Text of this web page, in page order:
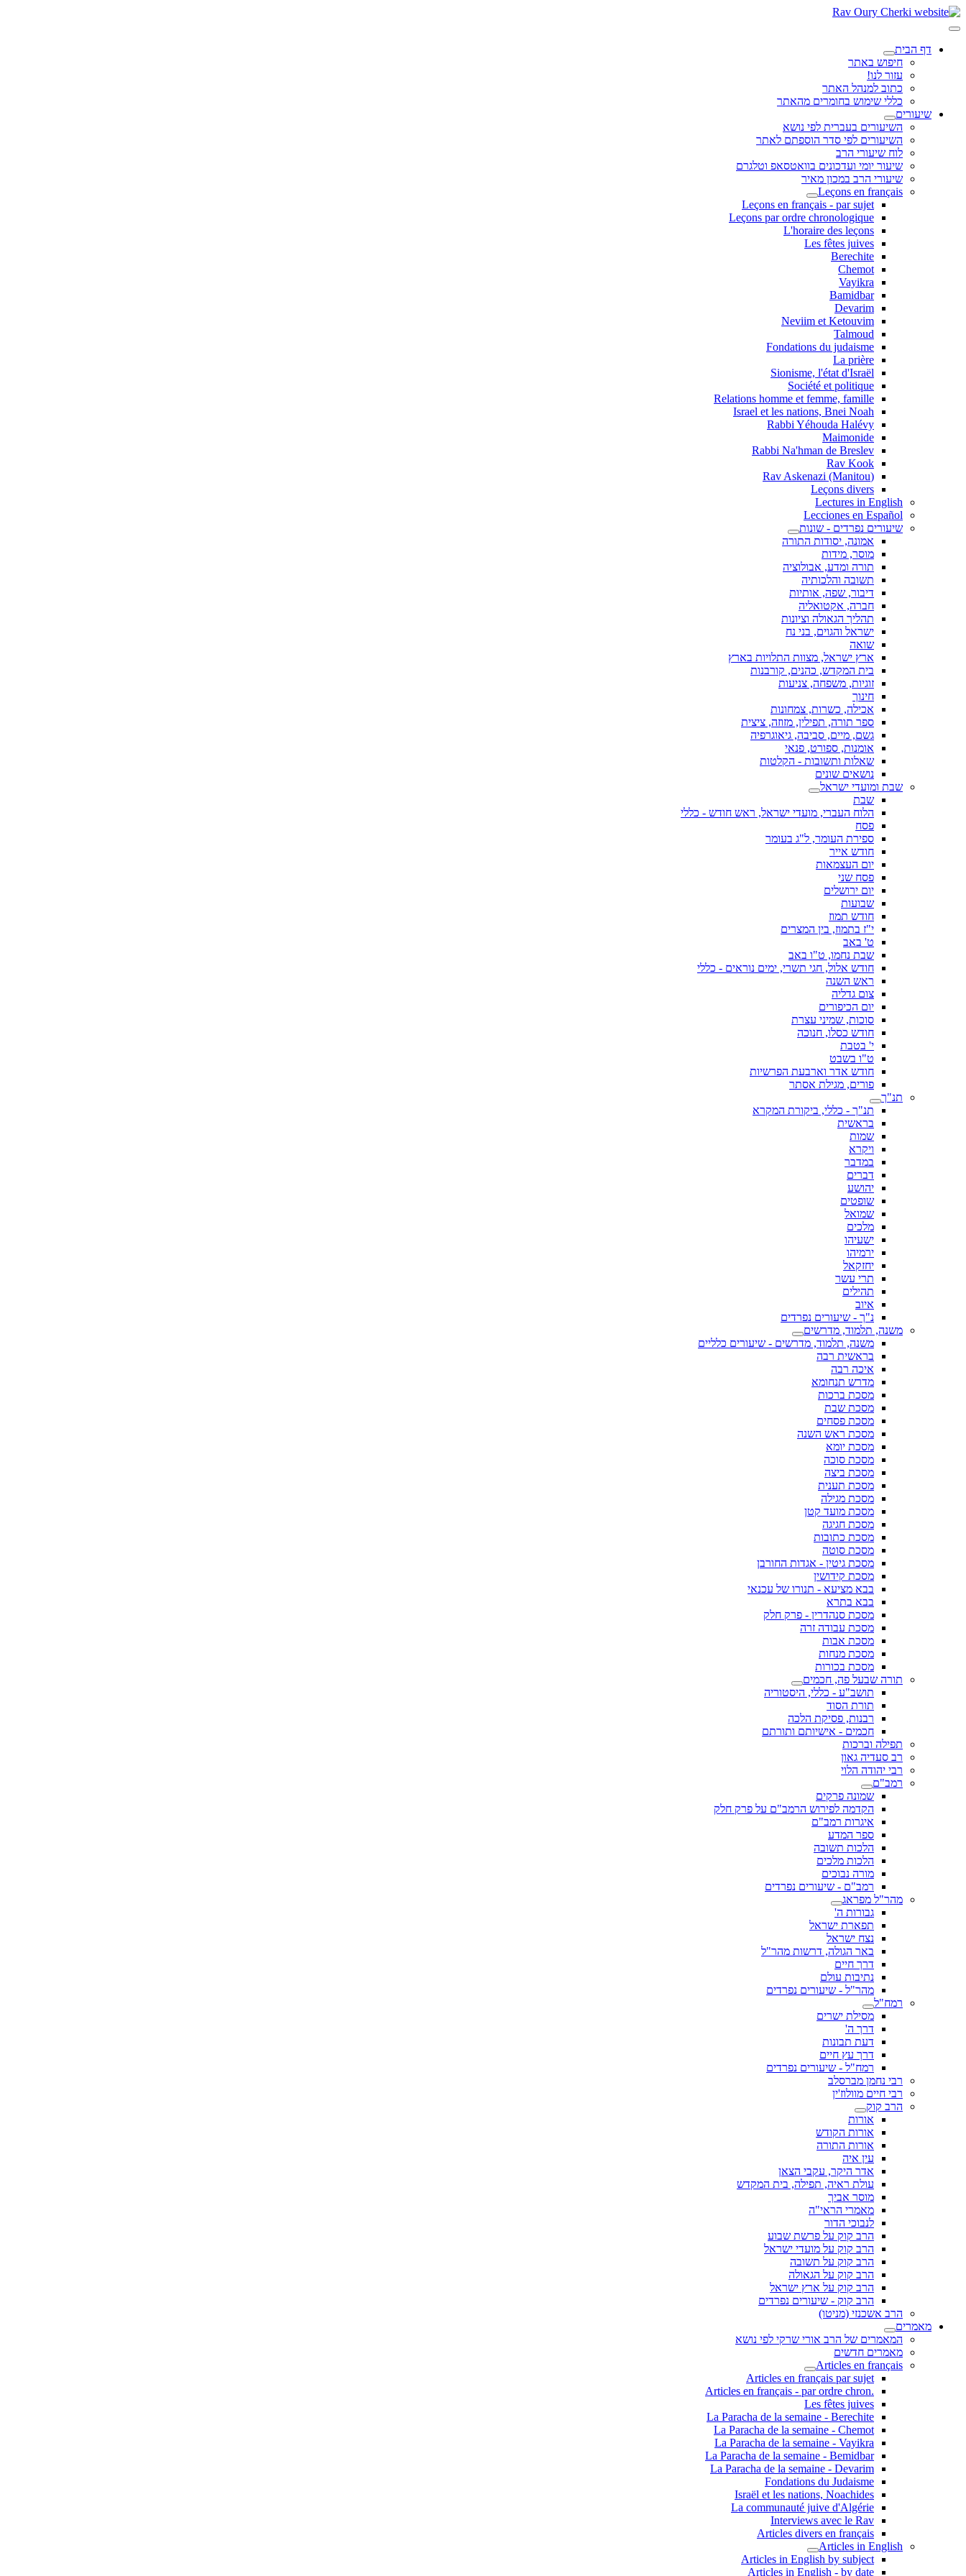
דף הבית
חיפוש באתר
עזור לנו!
כתוב למנהל האתר
כללי שימוש בחומרים מהאתר
שיעורים
השיעורים בעברית לפי נושא
השיעורים לפי סדר הוספתם לאתר
לוח שיעורי הרב
שיעור יומי ועדכונים בוואטסאפ וטלגרם
שיעורי הרב במכון מאיר
Leçons en français
Leçons en français - par sujet
Leçons par ordre chronologique
L'horaire des leçons
Les fêtes juives
Berechite
Chemot
Vayikra
Bamidbar
Devarim
Neviim et Ketouvim
Talmoud
Fondations du judaisme
La prière
Sionisme, l'état d'Israël
Société et politique
Relations homme et femme, famille
Israel et les nations, Bnei Noah
Rabbi Yéhouda Halévy
Maimonide
Rabbi Na'hman de Breslev
Rav Kook
(Rav Askenazi (Manitou
Leçons divers
Lectures in English
Lecciones en Español
שיעורים נפרדים - שונות
אמונה, יסודות התורה
מוסר, מידות
תורה ומדע, אבולוציה
תשובה והלכותיה
דיבור, שפה, אותיות
חברה, אקטואליה
תהליך הגאולה וציונות
ישראל והגוים, בני נח
שואה
ארץ ישראל, מצוות התלויות בארץ
בית המקדש, כהנים, קורבנות
זוגיות, משפחה, צניעות
חינוך
אכילה, כשרות, צמחונות
ספר תורה, תפילין, מזוזה, ציצית
גשם, מיים, סביבה, גיאוגרפיה
אומנות, ספורט, פנאי
שאלות ותשובות - הקלטות
נושאים שונים
שבת ומועדי ישראל
שבת
הלוח העברי, מועדי ישראל, ראש חודש - כללי
פסח
ספירת העומר, ל"ג בעומר
חודש אייר
יום העצמאות
פסח שני
יום ירושלים
שבועות
חודש תמוז
י"ז בתמוז, בין המצרים
ט' באב
שבת נחמו, ט"ו באב
חודש אלול, חגי תשרי, ימים נוראים - כללי
ראש השנה
צום גדליה
יום הכיפורים
סוכות, שמיני עצרת
חודש כסלו, חנוכה
י' בטבת
ט"ו בשבט
חודש אדר וארבעת הפרשיות
פורים, מגילת אסתר
תנ"ך
תנ"ך - כללי, ביקורת המקרא
בראשית
שמות
ויקרא
במדבר
דברים
יהושע
שופטים
שמואל
מלכים
ישעיהו
ירמיהו
יחזקאל
תרי עשר
תהילים
איוב
נ"ך - שיעורים נפרדים
משנה, תלמוד, מדרשים
משנה, תלמוד, מדרשים - שיעורים כלליים
בראשית רבה
איכה רבה
מדרש תנחומא
מסכת ברכות
מסכת שבת
מסכת פסחים
מסכת ראש השנה
מסכת יומא
מסכת סוכה
מסכת ביצה
מסכת תענית
מסכת מגילה
מסכת מועד קטן
מסכת חגיגה
מסכת כתובות
מסכת סוטה
מסכת גיטין - אגדות החורבן
מסכת קידושין
בבא מציעא - תנורו של עכנאי
בבא בתרא
מסכת סנהדרין - פרק חלק
מסכת עבודה זרה
מסכת אבות
מסכת מנחות
מסכת בכורות
תורה שבעל פה, חכמים
תושב"ע - כללי, היסטוריה
תורת הסוד
רבנות, פסיקת הלכה
חכמים - אישיותם ותורתם
תפילה וברכות
רב סעדיה גאון
רבי יהודה הלוי
רמב"ם
שמונה פרקים
הקדמה לפירוש הרמב"ם על פרק חלק
איגרות רמב"ם
ספר המדע
הלכות תשובה
הלכות מלכים
מורה נבוכים
רמב"ם - שיעורים נפרדים
מהר"ל מפראג
גבורות ה'
תפארת ישראל
נצח ישראל
באר הגולה, דרשות מהר"ל
דרך חיים
נתיבות עולם
מהר"ל - שיעורים נפרדים
רמח"ל
מסילת ישרים
דרך ה'
דעת תבונות
דרך עץ חיים
רמח"ל - שיעורים נפרדים
רבי נחמן מברסלב
רבי חיים מוולוז'ין
הרב קוק
אורות
אורות הקודש
אורות התורה
עין איה
אדר היקר, עקבי הצאן
עולת ראיה, תפילה, בית המקדש
מוסר אביך
מאמרי הראי"ה
לנבוכי הדור
הרב קוק על פרשת שבוע
הרב קוק על מועדי ישראל
הרב קוק על תשובה
הרב קוק על הגאולה
הרב קוק על ארץ ישראל
הרב קוק - שיעורים נפרדים
הרב אשכנזי (מניטו)
מאמרים
המאמרים של הרב אורי שרקי לפי נושא
מאמרים חדשים
Articles en français
Articles en français par sujet
.Articles en français - par ordre chron
Les fêtes juives
La Paracha de la semaine - Berechite
La Paracha de la semaine - Chemot
La Paracha de la semaine - Vayikra
La Paracha de la semaine - Bemidbar
La Paracha de la semaine - Devarim
Fondations du Judaisme
Israël et les nations, Noachides
La communauté juive d'Algérie
Interviews avec le Rav
Articles divers en français
Articles in English
Articles in English by subject
Articles in English - by date